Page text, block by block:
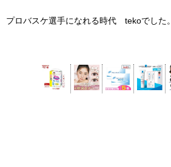
プロバスケ選手になれる時代 tekoでした。